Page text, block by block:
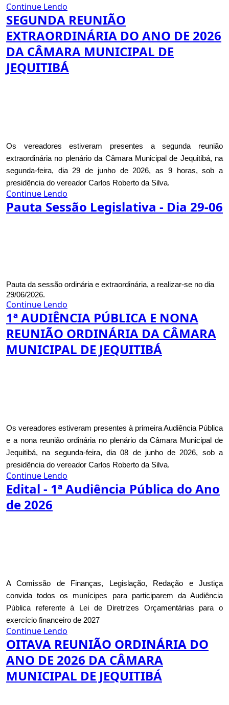
Continue Lendo
SEGUNDA REUNIÃO
EXTRAORDINÁRIA DO ANO DE 2026
DA CÂMARA MUNICIPAL DE
JEQUITIBÁ
Os vereadores estiveram presentes a segunda reunião
extraordinária no plenário da Câmara Municipal de Jequitibá, na
segunda-feira, dia 29 de junho de 2026, as 9 horas, sob a
presidência do vereador Carlos Roberto da Silva.
Continue Lendo
Pauta Sessão Legislativa - Dia 29-06
Pauta da sessão ordinária e extraordinária, a realizar-se no dia
29/06/2026.
Continue Lendo
1ª AUDIÊNCIA PÚBLICA E NONA
REUNIÃO ORDINÁRIA DA CÂMARA
MUNICIPAL DE JEQUITIBÁ
Os vereadores estiveram presentes à primeira Audiência Pública
e a nona reunião ordinária no plenário da Câmara Municipal de
Jequitibá, na segunda-feira, dia 08 de junho de 2026, sob a
presidência do vereador Carlos Roberto da Silva.
Continue Lendo
Edital - 1ª Audiência Pública do Ano
de 2026
A Comissão de Finanças, Legislação, Redação e Justiça
convida todos os munícipes para participarem da Audiência
Pública referente à Lei de Diretrizes Orçamentárias para o
exercício financeiro de 2027
Continue Lendo
OITAVA REUNIÃO ORDINÁRIA DO
ANO DE 2026 DA CÂMARA
MUNICIPAL DE JEQUITIBÁ